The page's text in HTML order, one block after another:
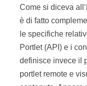
Come si diceva
è di fatto
le specifiche
Portlet (API) e i
definisce invece il
portlet remote e